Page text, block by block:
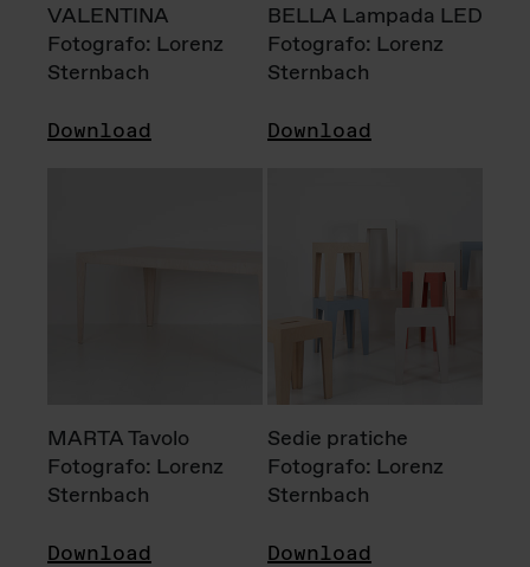
VALENTINA
Fotografo: Lorenz
Sternbach
Download
BELLA Lampada LED
Fotografo: Lorenz
Sternbach
Download
MARTA Tavolo
Fotografo: Lorenz
Sternbach
Download
Sedie pratiche
Fotografo: Lorenz
Sternbach
Download